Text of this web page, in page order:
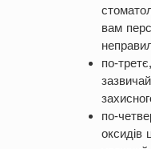
вам
по-
по-
оксидів